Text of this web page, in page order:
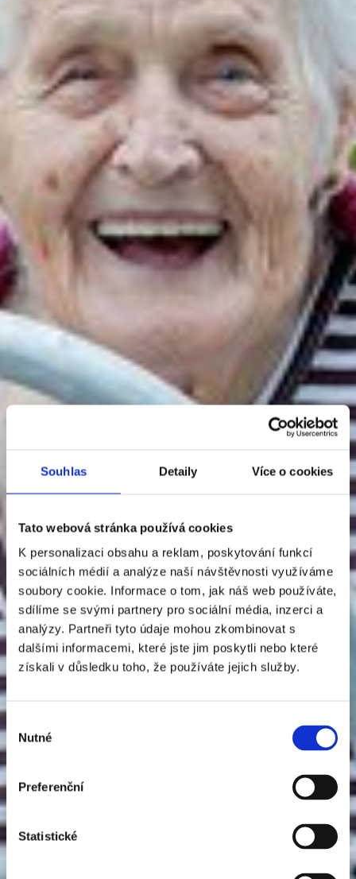
Souhlas Detaily Více o cookies
Tato webová stránka používá cookies
K personalizaci obsahu a reklam, poskytování funkcí
sociálních médií a analýze naší návštěvnosti využíváme
soubory cookie. Informace o tom, jak náš web používáte,
sdílíme se svými partnery pro sociální média, inzerci a
analýzy. Partneři tyto údaje mohou zkombinovat s
dalšími informacemi, které jste jim poskytli nebo které
získali v důsledku toho, že používáte jejich služby.
souhlasu
Nutné
Preferenční
Statistické